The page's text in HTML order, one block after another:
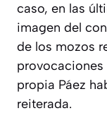
caso, en las
imagen del
de los mozos
provocaciones
propia Páez
reiterada.